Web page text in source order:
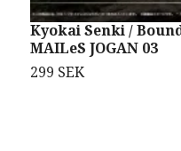
Kyokai Senki /
MAILeS JOGAN 03
299 SEK